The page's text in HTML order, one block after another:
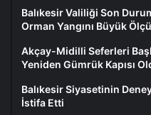
Balıkesir Valiliği Son
Orman Yangını Büyük
Akçay-Midilli Seferleri
Yeniden Gümrük Kapısı
Balıkesir Siyasetinin
İstifa Etti